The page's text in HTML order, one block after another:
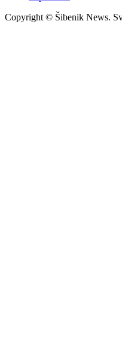
Copyright © Šibenik News.